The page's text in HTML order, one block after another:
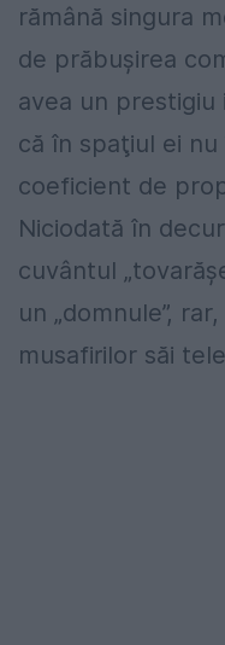
rămână singura
de prăbuşirea
avea un
că în spaţiul ei
coeficient de
Niciodată în
cuvântul
un „domnule”,
musafirilor săi